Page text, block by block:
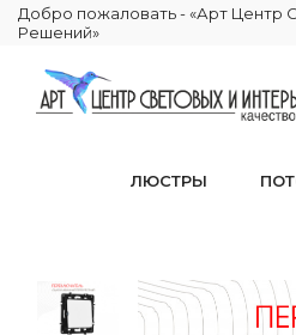
Добро пожаловать - «Арт Центр
Решений»
ЛЮСТРЫ